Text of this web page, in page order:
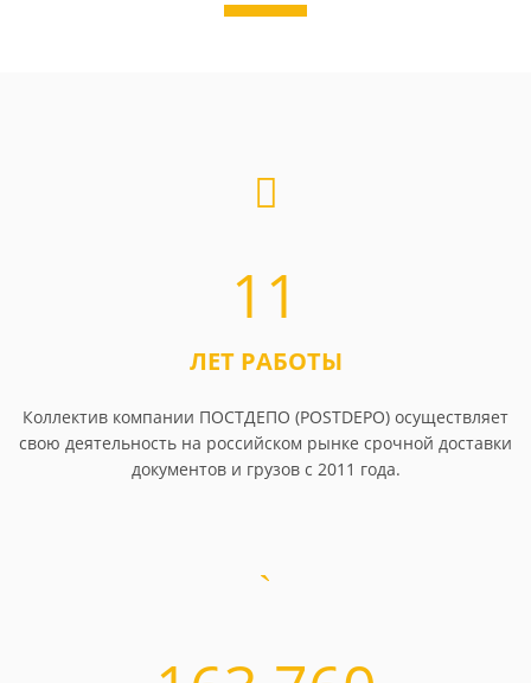
11
ЛЕТ РАБОТЫ
Коллектив компании ПОСТДЕПО (POSTDEPO) осуществляет
свою деятельность на российском рынке срочной доставки
документов и грузов с 2011 года.